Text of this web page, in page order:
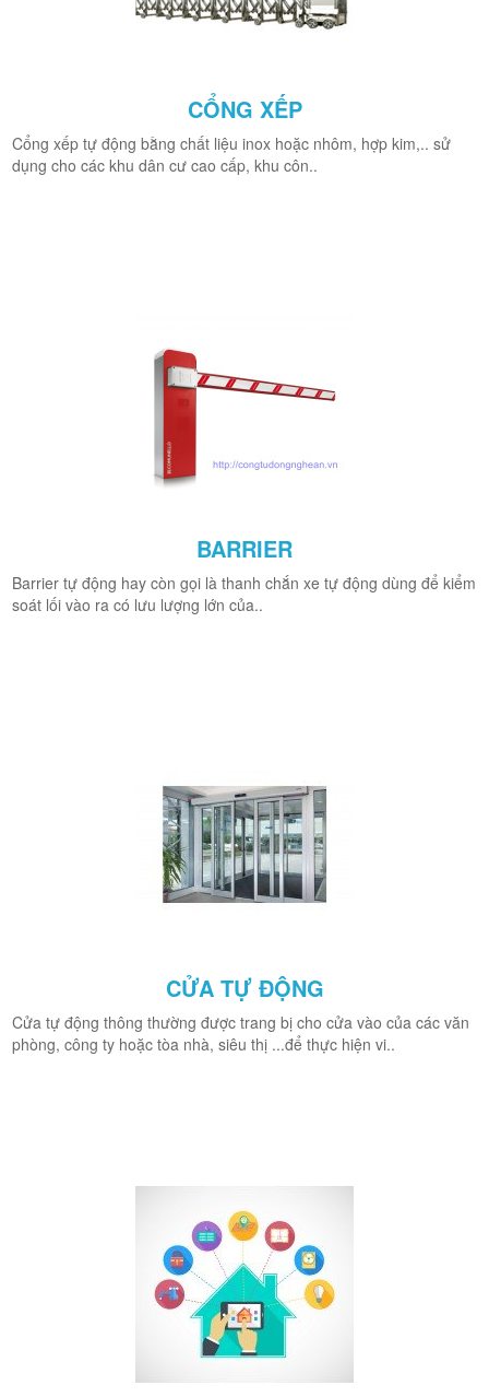
CỔNG XẾP
Cổng xếp tự động bằng chất liệu inox hoặc nhôm, hợp kim,.. sử
dụng cho các khu dân cư cao cấp, khu côn..
BARRIER
Barrier tự động hay còn gọi là thanh chắn xe tự động dùng để kiểm
soát lối vào ra có lưu lượng lớn của..
CỬA TỰ ĐỘNG
Cửa tự động thông thường được trang bị cho cửa vào của các văn
phòng, công ty hoặc tòa nhà, siêu thị ...để thực hiện vi..